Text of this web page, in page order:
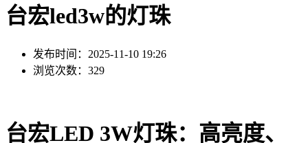
台宏led3w的灯珠
发布时间：2025-11-10 19:26
浏览次数：329
台宏LED 3W灯珠：高亮度、